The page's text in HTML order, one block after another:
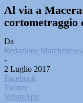
Al via a
Da
Redazione
-
2 Luglio 2017
Facebook
Twitter
WhatsApp